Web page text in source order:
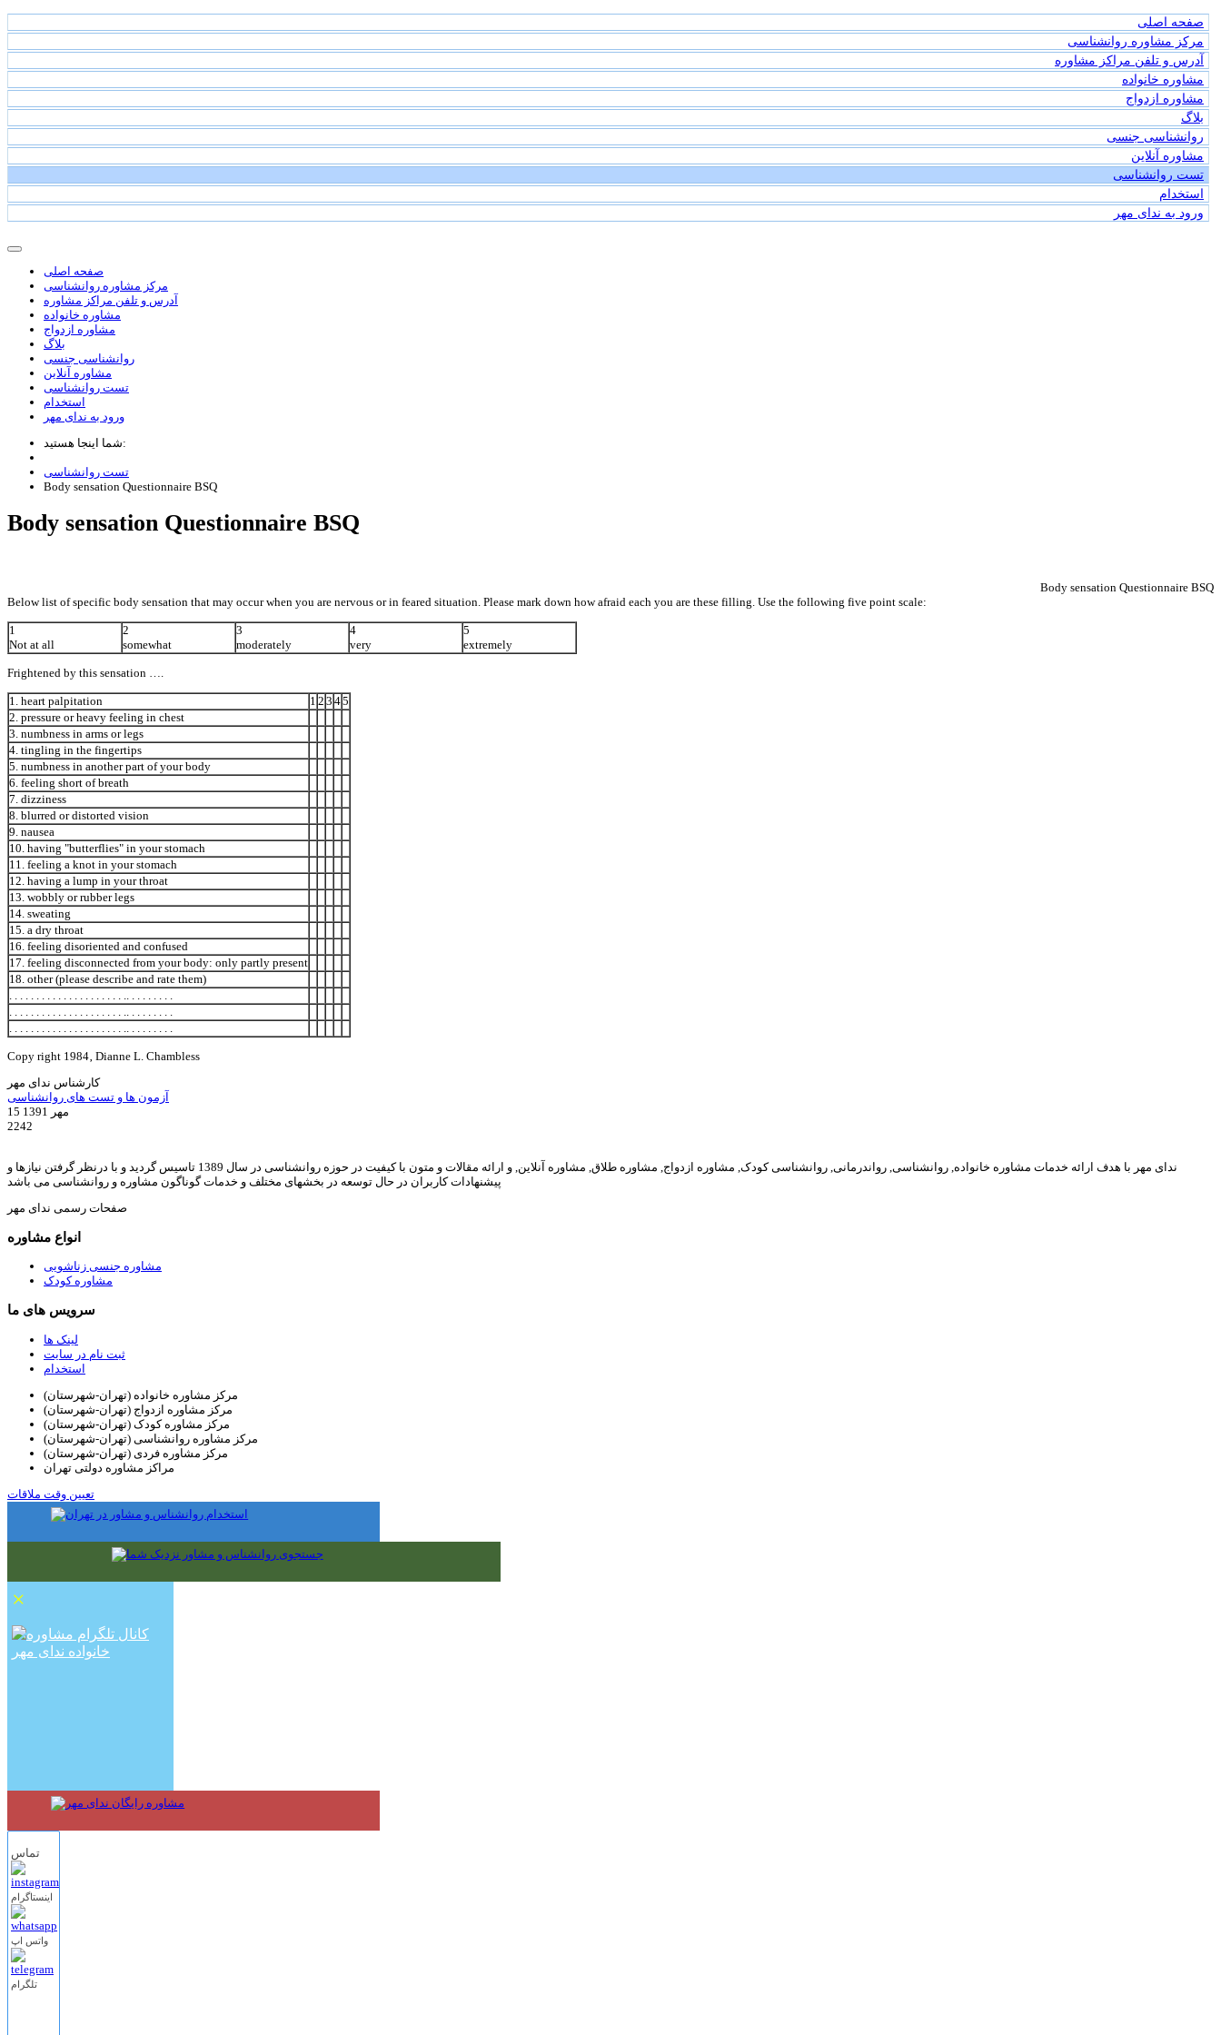
صفحه اصلی
مرکز مشاوره روانشناسی
آدرس و تلفن مراکز مشاوره
مشاوره خانواده
مشاوره ازدواج
بلاگ
روانشناسی جنسی
مشاوره آنلاین
تست روانشناسی
استخدام
ورود به ندای مهر
صفحه اصلی
مرکز مشاوره روانشناسی
آدرس و تلفن مراکز مشاوره
مشاوره خانواده
مشاوره ازدواج
بلاگ
روانشناسی جنسی
مشاوره آنلاین
تست روانشناسی
استخدام
ورود به ندای مهر
شما اینجا هستید:
تست روانشناسی
Body sensation Questionnaire BSQ
Body sensation Questionnaire BSQ
Body sensation Questionnaire BSQ
Below list of specific body sensation that may occur when you are nervous or in feared situation. Please mark down how afraid each you are these filling. Use the following five point scale:
1
Not at all
2
somewhat
3
moderately
4
very
5
extremely
Frightened by this sensation ….
1. heart palpitation 1 2 3 45
2. pressure or heavy feeling in chest
3. numbness in arms or legs
4. tingling in the fingertips
5. numbness in another part of your body
6. feeling short of breath
7. dizziness
8. blurred or distorted vision
9. nausea
10. ha‎ving "butterflies" in your stomach
11. feeling a knot in your stomach
12. ha‎ving a lump in your throat
13. wobbly or rubber legs
14. sweating
15. a dry throat
16. feeling disoriented and confused
17. feeling disconnected from your body: only partly present
18. other (please describe and rate them)
Copy right 1984‚ Dianne L. Chambless
کارشناس ندای مهر
آزمون ها و تست های روانشناسی
15 مهر 1391
2242
ندای مهر با هدف ارائه خدمات مشاوره خانواده, روانشناسی, رواندرمانی, روانشناسی کودک, مشاوره ازدواج, مشاوره طلاق, مشاوره آنلاین, و ارائه مقالات و متون با کیفیت در حوزه روانشناسی در سال 1389 تاسیس گردید و با درنظر گرفتن نیازها و
پیشنهادات کاربران در حال توسعه در بخشهای مختلف و خدمات گوناگون مشاوره و روانشناسی می باشد
صفحات رسمی ندای مهر
انواع مشاوره
مشاوره جنسی زناشویی
مشاوره کودک
سرویس های ما
لینک ها
ثبت نام در سایت
استخدام
مرکز مشاوره خانواده (تهران-شهرستان)
مرکز مشاوره ازدواج (تهران-شهرستان)
مرکز مشاوره کودک (تهران-شهرستان)
مرکز مشاوره روانشناسی (تهران-شهرستان)
مرکز مشاوره فردی (تهران-شهرستان)
مراکز مشاوره دولتی تهران
تعیین وقت ملاقات
×
تماس
اینستاگرام
واتس اپ
تلگرام